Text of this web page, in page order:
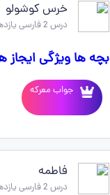
خرس کوشولو
درس 2 فارسی یازدهم
بچه ها ویژگی ایجاز
جواب معرکه
فاطمه
درس 2 فارسی یازدهم